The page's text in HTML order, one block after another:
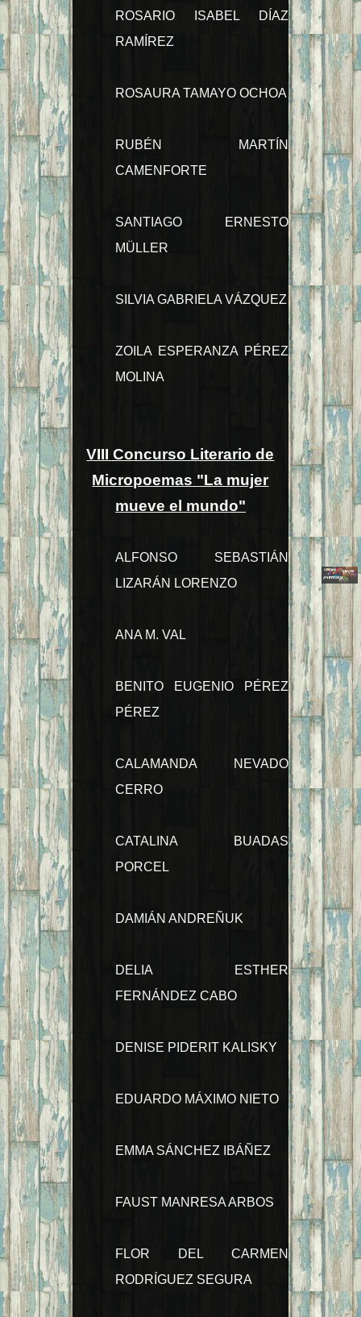
ROSARIO ISABEL DÍAZ
RAMÍREZ
ROSAURA TAMAYO OCHOA
RUBÉN MARTÍN
CAMENFORTE
SANTIAGO ERNESTO
MÜLLER
SILVIA GABRIELA VÁZQUEZ
ZOILA ESPERANZA PÉREZ
MOLINA
VIII Concurso Literario de
Micropoemas "La mujer
mueve el mundo"
ALFONSO SEBASTIÁN
LIZARÁN LORENZO
ANA M. VAL
BENITO EUGENIO PÉREZ
PÉREZ
CALAMANDA NEVADO
CERRO
CATALINA BUADAS
PORCEL
DAMIÁN ANDREÑUK
DELIA ESTHER
FERNÁNDEZ CABO
DENISE PIDERIT KALISKY
EDUARDO MÁXIMO NIETO
EMMA SÁNCHEZ IBÁÑEZ
FAUST MANRESA ARBOS
FLOR DEL CARMEN
RODRÍGUEZ SEGURA